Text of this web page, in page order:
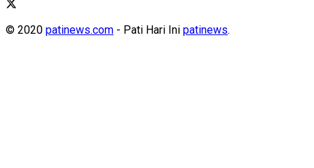
© 2020 patinews.com - Pati Hari Ini patinews.